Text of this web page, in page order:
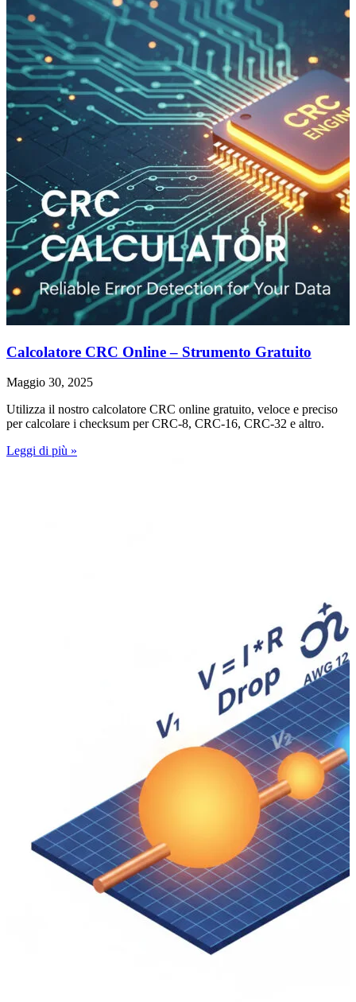
Calcolatore CRC Online – Strumento Gratuito
Maggio 30, 2025
Utilizza il nostro calcolatore CRC online gratuito, veloce e preciso
per calcolare i checksum per CRC-8, CRC-16, CRC-32 e altro.
Leggi di più »